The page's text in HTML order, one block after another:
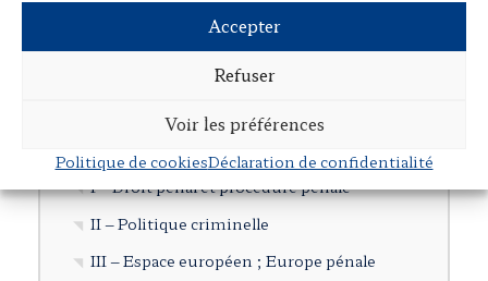
Accepter
Refuser
Voir les préférences
Politique de cookiesDéclaration de confidentialité
Tribunes et articles divers
Autres publications
I – Droit pénal et procédure pénale
II – Politique criminelle
III – Espace européen ; Europe pénale